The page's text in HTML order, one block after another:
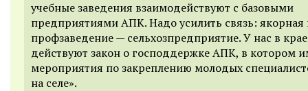
учебные заведения взаимодействуют с базовыми
предприятиями АПК. Надо усилить связь:
профзаведение — сельхозпредприятие. У нас в крае
действуют закон о господдержке АПК, в котором
мероприятия по закреплению молодых
на селе».